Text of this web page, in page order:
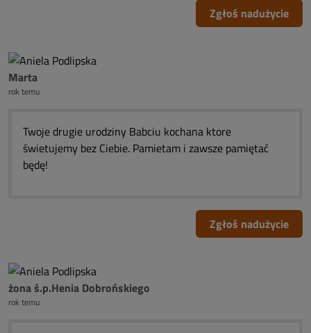
Zgłoś nadużycie
Marta
rok temu
Twoje drugie urodziny Babciu kochana ktore
świetujemy bez Ciebie. Pamietam i zawsze pamiętać
będę!
Zgłoś nadużycie
żona ś.p.Henia Dobrońskiego
rok temu